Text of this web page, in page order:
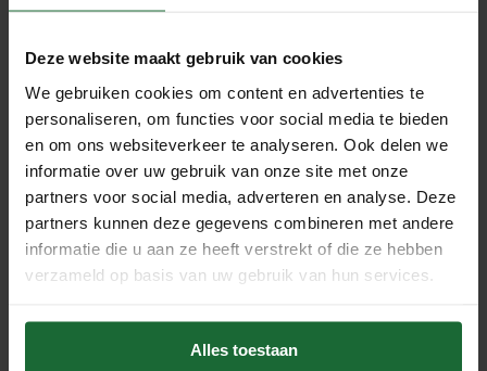
Deze website maakt gebruik van cookies
We gebruiken cookies om content en advertenties te
personaliseren, om functies voor social media te bieden
en om ons websiteverkeer te analyseren. Ook delen we
informatie over uw gebruik van onze site met onze
partners voor social media, adverteren en analyse. Deze
partners kunnen deze gegevens combineren met andere
informatie die u aan ze heeft verstrekt of die ze hebben
verzameld op basis van uw gebruik van hun services.
Alles toestaan
decourpeer-, cirkel-, of handzaag. Voor het beste resultaat
adviseren wij om de kurkplaten onderling tegen elkaar te
verlijmen met houtlijm, om werking te voorkomen.
Handig om mee te bestellen:
-Kurk24 Tweezijdige contactlijm
Productspecificaties
- Korrelgrootte: up to 3cm
- Dichtheid: 180 – 240 kg/m³